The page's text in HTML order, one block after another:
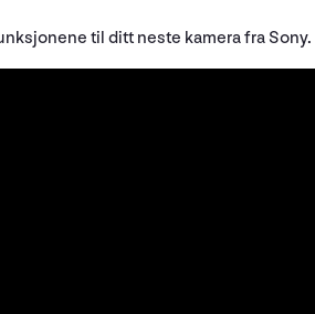
til ditt neste kamera fra Sony.